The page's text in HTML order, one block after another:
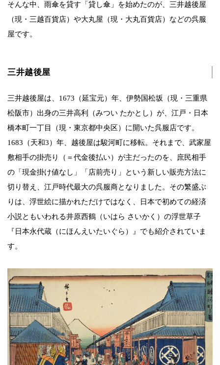
そんな中、雨傘を貸す「貸し傘」を始めたのが、三井越後屋
（現・三越百貨店）や大丸屋（現・大丸百貨店）などの呉服
屋です。
三井越後屋
三井越後屋は、1673（延宝元）年、伊勢国松坂（現・三重県
松阪市）出身の三井高利（みつい たかとし）が、江戸・日本
橋本町一丁目（現・東京都中央区）に開いた呉服店です。
1683（天和3）年、越後屋は駿河町に移転。それまで、武家屋
敷相手の掛売り（＝代金後払い）が主だったのを、庶民相手
の「現金掛け値なし」「店前売り」という新しい販売方法に
切り替え、江戸時代最大の呉服商となりました。その繁盛ぶ
りは、浮世絵に描かれただけではなく、日本で初めての経済
小説ともいわれる井原西鶴（いはら さいかく）の浮世草子
『日本永代蔵（にほんえいたいぐら）』でも紹介されていま
す。